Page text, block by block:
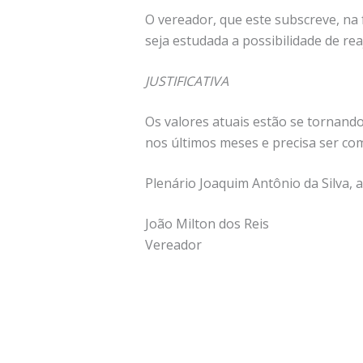
O vereador, que este subscreve,
seja estudada a possibilidade de
JUSTIFICATIVA
Os valores atuais estão se
nos últimos meses e precisa ser
Plenário Joaquim Antônio da Silva,
João Milton dos Reis
Vereador